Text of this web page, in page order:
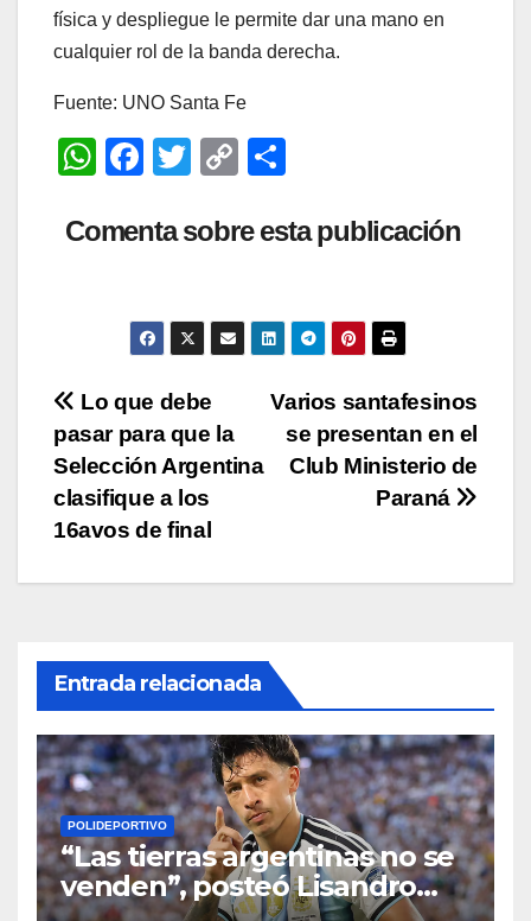
física y despliegue le permite dar una mano en
cualquier rol de la banda derecha.
Fuente: UNO Santa Fe
W
at
F
c
b
o
k
T
tt
C
p
Li
n
m
ar
tir
Comenta sobre esta publicación
Navegación
de
entradas
Varios santafesinos
se presentan en el
Club Ministerio de
Paraná
Lo que debe
pasar para que la
Selección Argentina
clasifique a los
16avos de final
Entrada relacionada
POLIDEPORTIVO
“Las tierras argentinas no se
venden”, posteó Lisandro